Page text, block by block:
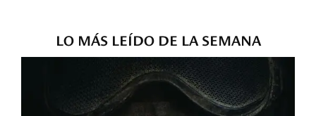
LO MÁS LEÍDO DE LA SEMANA